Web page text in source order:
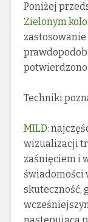
Poniżej
Zielonym
Techniki
MILD:
wizualizacji
zaśnięciem i
świadomości
skuteczność,